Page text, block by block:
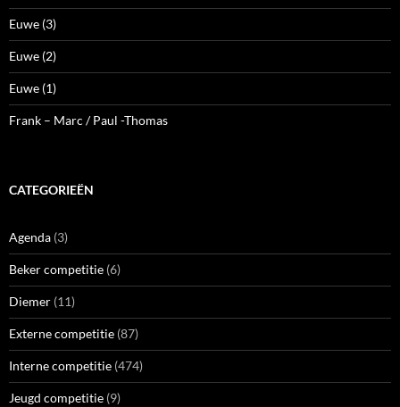
Euwe (3)
Euwe (2)
Euwe (1)
Frank – Marc / Paul -Thomas
CATEGORIEËN
Agenda (3)
Beker competitie (6)
Diemer (11)
Externe competitie (87)
Interne competitie (474)
Jeugd competitie (9)